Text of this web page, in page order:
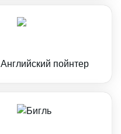
Английский пойнтер